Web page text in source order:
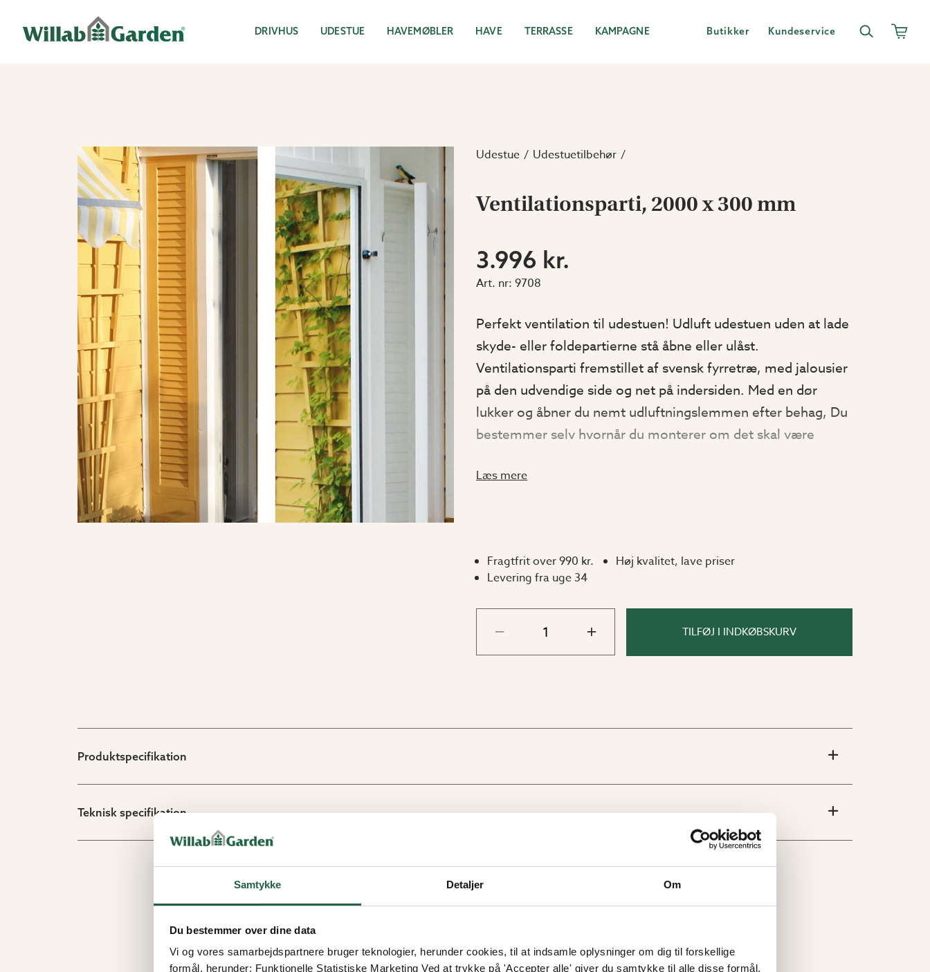
Samtykke Detaljer Om
Du bestemmer over dine data
Vi og vores samarbejdspartnere bruger teknologier, herunder cookies, til at indsamle oplysninger om dig til forskellige
formål, herunder: Funktionelle Statistiske Marketing Ved at trykke på 'Accepter alle' giver du samtykke til alle disse formål.
DRIVHUS UDESTUE HAVEMØBLER HAVE TERRASSE KAMPAGNE Butikker Kundeservice
Udestue Udestuetilbehør
Ventilationsparti, 2000 x 300 mm
3.996 kr.
Art. nr: 9708
Perfekt ventilation til udestuen! Udluft udestuen uden at lade
skyde- eller foldepartierne stå åbne eller ulåst.
Ventilationsparti fremstillet af svensk fyrretræ, med jalousier
på den udvendige side og net på indersiden. Med en dør
lukker og åbner du nemt udluftningslemmen efter behag, Du
bestemmer selv hvornår du monterer om det skal være
tilgængelig i både isolerede og uisolerede udførelse. Giver
Læs mere
Fragtfrit over 990 kr.
Høj kvalitet, lave priser
Levering fra uge 34
TILFØJ I INDKØBSKURV
Produktspecifikation
Teknisk specifikation